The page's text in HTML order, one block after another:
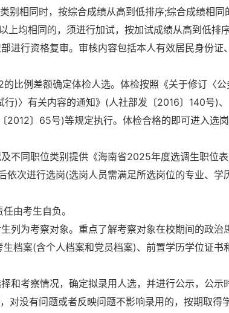
别相同时，按综合成绩从高到低排序;综合成绩相同
上均相同的，须进行加试，按加试成绩从高到低排
进行资格复审。审核内容包括本人有效居民身份证
比例差额确定体检人选。体检按照《关于修订〈公
)〉有关内容的通知》(人社部发〔2016〕140号)
2012〕65号)等规定执行。体检合格的即可进入选
不同职位类别提供《海南省2025年度选调生职位表
次进行选岗(选岗人员需满足所选岗位的专业、学
由考生自负。
列为考察对象。重点了解考察对象在校期间的政治
档案(含个人档案和党员档案)、前置学历学位证书
和考察情况，确定拟录用人选，并进行公示，公示
对没有问题或者反映问题不影响录用的，按期取得